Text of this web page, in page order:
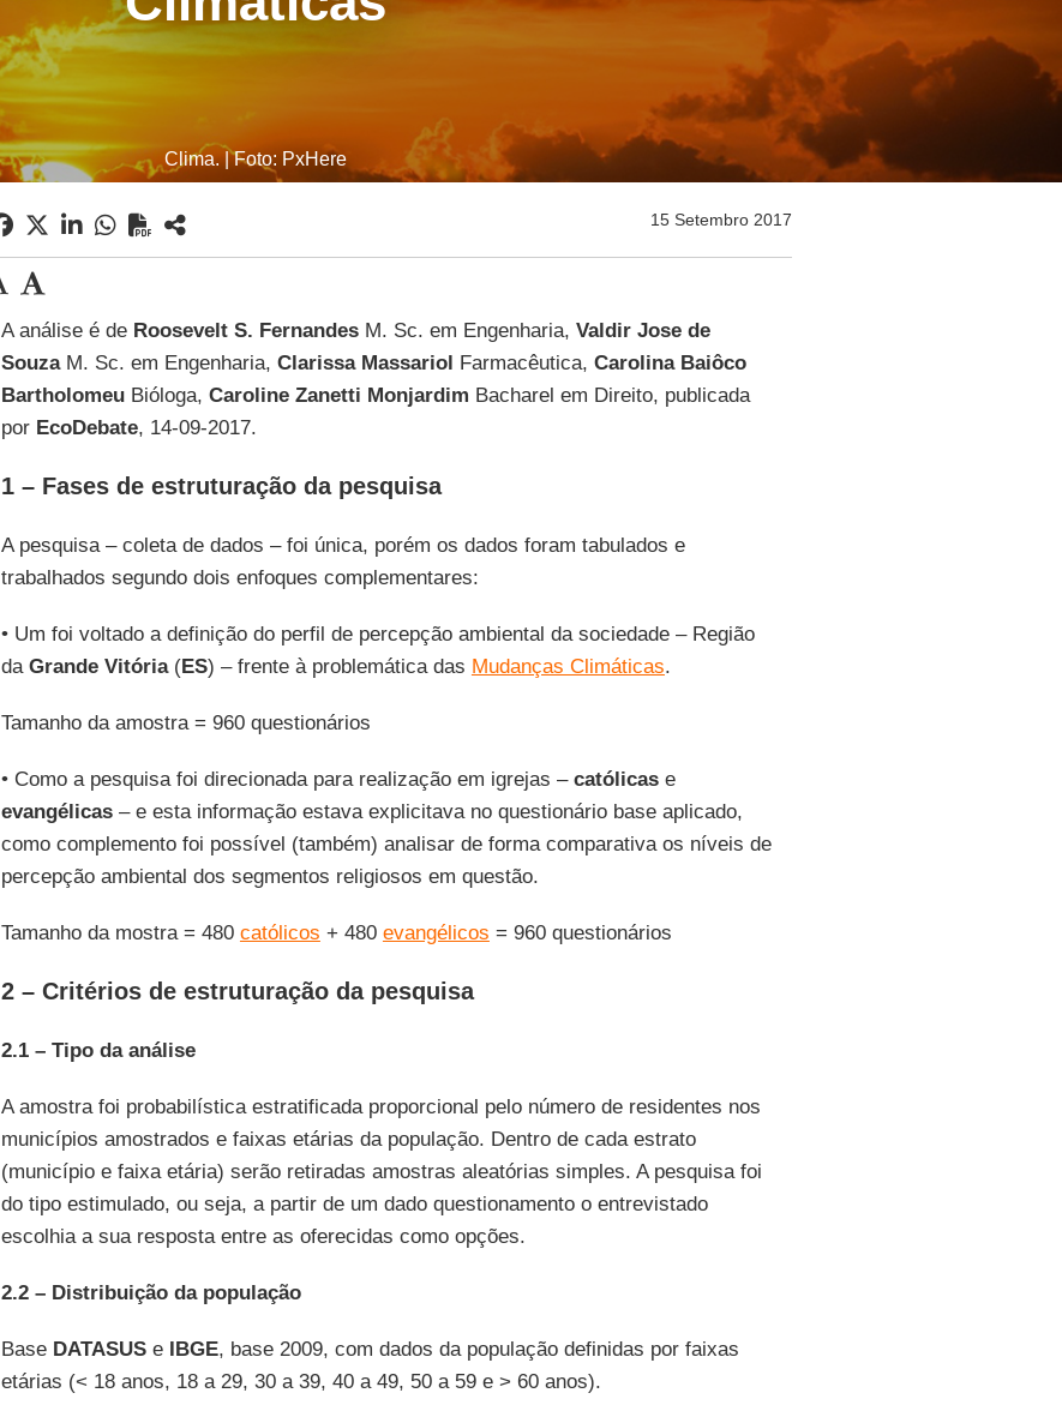
Clima. | Foto: PxHere
15 Setembro 2017
A análise é deRoosevelt S. FernandesM. Sc. em Engenharia, Valdir Jose de
SouzaM. Sc. em Engenharia, Clarissa Massariol Farmacêutica, Carolina Baiôco
BartholomeuBióloga, Caroline Zanetti Monjardim Bacharel em Direito, publicada
por EcoDebate, 14-09-2017.
1 – Fases de estruturação da pesquisa
A pesquisa – coleta de dados – foi única, porém os dados foram tabulados e
trabalhados segundo dois enfoques complementares:
• Um foi voltado a definição do perfil de percepção ambiental da sociedade – Região
da Grande Vitória(ES) – frente à problemática das Mudanças Climáticas.
Tamanho da amostra = 960 questionários
• Como a pesquisa foi direcionada para realização em igrejas – católicase
evangélicas– e esta informação estava explicitava no questionário base aplicado,
como complemento foi possível (também) analisar de forma comparativa os níveis de
percepção ambiental dos segmentos religiosos em questão.
Tamanho da mostra = 480 católicos + 480 evangélicos = 960 questionários
2 – Critérios de estruturação da pesquisa
2.1 – Tipo da análise
A amostra foi probabilística estratificada proporcional pelo número de residentes nos
municípios amostrados e faixas etárias da população. Dentro de cada estrato
(município e faixa etária) serão retiradas amostras aleatórias simples. A pesquisa foi
do tipo estimulado, ou seja, a partir de um dado questionamento o entrevistado
escolhia a sua resposta entre as oferecidas como opções.
2.2 – Distribuição da população
Base DATASUSe IBGE, base 2009, com dados da população definidas por faixas
etárias (< 18 anos, 18 a 29, 30 a 39, 40 a 49, 50 a 59 e > 60 anos).